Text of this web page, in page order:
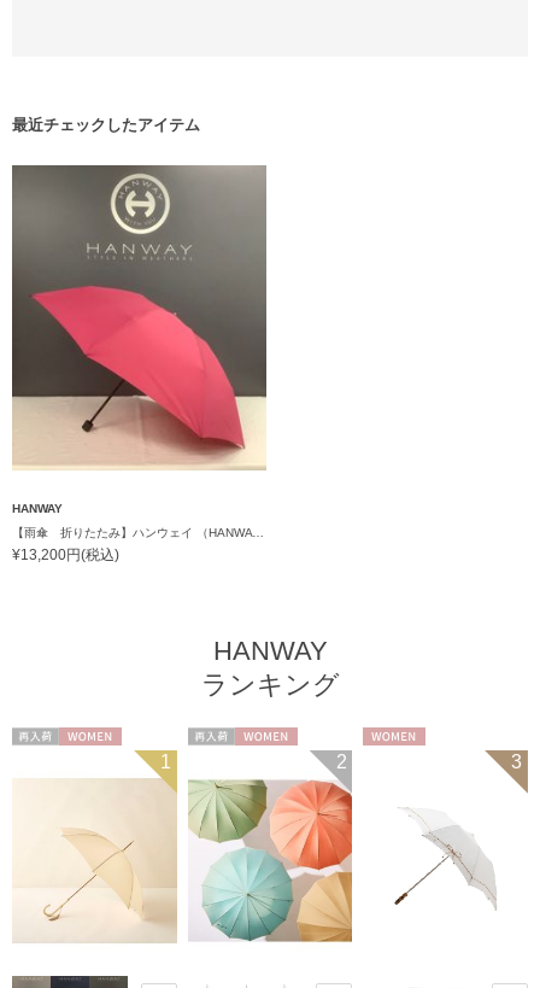
最近チェックしたアイテム
HANWAY
¥13,200円(税込)
HANWAY
ランキング
1 2 3